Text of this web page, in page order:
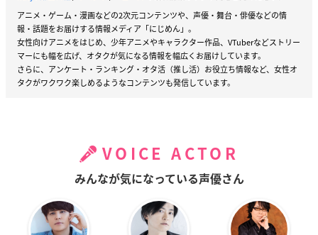
アニメ・ゲーム・漫画などの2次元コンテンツや、声優・舞台・俳優などの情
報・話題をお届けする情報メディア「にじめん」。
女性向けアニメをはじめ、少年アニメやキャラクター作品、VTuberなどストリー
マーにも幅を広げ、オタクが気になる情報を幅広くお届けしています。
さらに、アンケート・ランキング・オタ活（推し活）お役立ち情報など、女性オ
タクがワクワク楽しめるようなコンテンツも発信しています。
VOICE ACTOR
みんなが気になっている声優さん